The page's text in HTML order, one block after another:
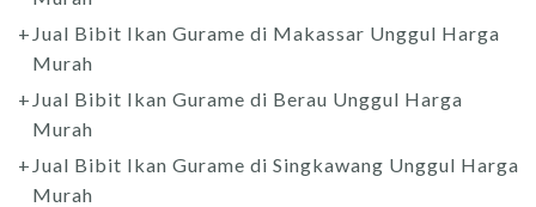
Jual Bibit Ikan Gurame di Makassar Unggul Harga
Murah
Jual Bibit Ikan Gurame di Berau Unggul Harga
Murah
Jual Bibit Ikan Gurame di Singkawang Unggul Harga
Murah